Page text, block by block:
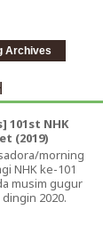
Archives
101st NHK
(2019)
morning
NHK ke-101
musim gugur
2020.